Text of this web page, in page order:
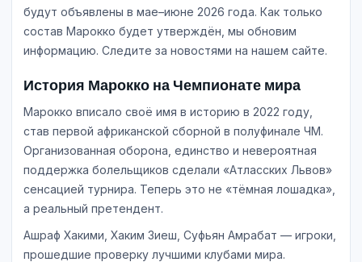
будут объявлены в мае–июне 2026 года. Как только
состав Марокко будет утверждён, мы обновим
информацию. Следите за новостями на нашем сайте.
История Марокко на Чемпионате мира
Марокко вписало своё имя в историю в 2022 году,
став первой африканской сборной в полуфинале ЧМ.
Организованная оборона, единство и невероятная
поддержка болельщиков сделали «Атласских Львов»
сенсацией турнира. Теперь это не «тёмная лошадка»,
а реальный претендент.
Ашраф Хакими, Хаким Зиеш, Суфьян Амрабат — игроки,
прошедшие проверку лучшими клубами мира.